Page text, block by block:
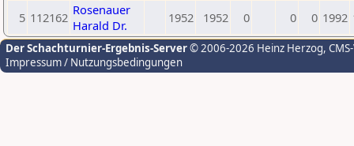
5 112162 Rosenauer
Harald Dr.
1952 1952 0 0 0 1992
Der Schachturnier-Ergebnis-Server© 2006-2026 Heinz Herzog,
Impressum / Nutzungsbedingungen